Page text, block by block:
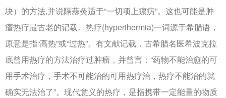
块）的方法,并说隔蒜灸适于“一切项上瘰疠”。这也可能是肿
瘤热疗最古老的记载。热疗(hyperthermia)一词源于希腊语，
原意是指“高热”或“过热”。有文献记载，古希腊名医希波克拉
底曾用热疗的方法治疗过肿瘤，并曾言：“药物不能治愈的可
用手术治疗，手术不可能治的可用热疗治，热疗不能治的就
确实无法治了”。现代意义的热疗，是指携带一定能量的物质